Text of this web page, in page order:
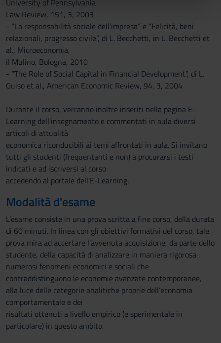
pubblicità e social media, i quali potrebbero combinarle
con altre informazioni che hai fornito loro o che hanno
raccolto dal tuo utilizzo dei loro servizi.
University of Pennsylvania
Law Review, 151, 3, 2003
- “La responsabilità sociale dell’impresa” e “Felicità, beni
relazionali, progresso civile”, di L. Becchetti, in L. Becchetti et
al., Microeconomia,
il Mulino, Bologna, 2010
- “The Role of Social Capital in Financial Development”, di L.
Guiso et al., American Economic Review, 94, 3, 2004
Durante il corso, verranno inoltre inseriti nella pagina E-
Learning dell’insegnamento e commentati in aula diversi
articoli di attualità
economica riconducibili ai temi affrontati in aula. Si invitano
tutti gli studenti (frequentanti e non) a procurarsi i testi
indicati e ad iscriversi al corso
accedendo al portale dell'E-Learning.
Modalità d'esame
L’esame consiste in una prova scritta a fine corso, della durata
di 60 minuti. In linea con gli obiettivi formativi del corso, tale
prova mira ad accertare l’avvenuta acquisizione, da parte dello
studente, della capacità di analizzare in maniera rigorosa
numerosi fenomeni economici e sociali che
contraddistinguono le economie avanzate contemporanee,
alla luce delle categorie analitiche proprie dell’economia
comportamentale e dei
risultati ottenuti a livello empirico (e sperimentale in
particolare) in questo ambito.